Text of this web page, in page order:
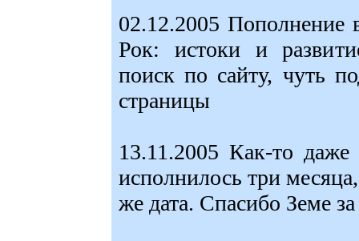
02.12.2005 Пополнение
Рок: истоки и
поиск по сайту, чуть
страницы
13.11.2005 Как-то
исполнилось три
же дата. Спасибо Земе